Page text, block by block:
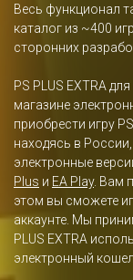
Весь функционал
каталог из ~400
сторонних
PS PLUS EXTRA
магазине
приобрести игру
находясь в
электронные
Plus и EA Play. Вам
этом вы сможете
аккаунте. Мы
PLUS EXTRA
электронный